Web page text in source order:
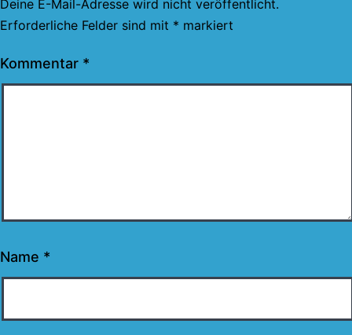
Deine E-Mail-Adresse wird nicht veröffentlicht.
Erforderliche Felder sind mit * markiert
Kommentar *
Name *